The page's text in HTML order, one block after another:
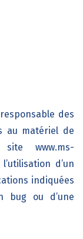
des
au matériel de
site www.ms-
d’un
indiquées
bug ou d’une